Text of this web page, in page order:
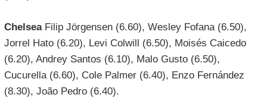
ChelseaFilip Jörgensen (6.60), Wesley Fofana (6.50),
Jorrel Hato (6.20), Levi Colwill (6.50), Moisés Caicedo
(6.20), Andrey Santos (6.10), Malo Gusto (6.50),
Cucurella (6.60), Cole Palmer (6.40), Enzo Fernández
(8.30), João Pedro (6.40).